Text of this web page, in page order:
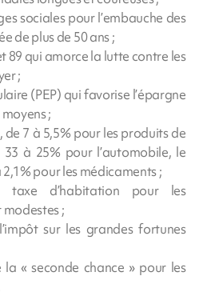
sociales pour l’embauche des
de plus de 50 ans ;
89 qui amorce la lutte contre les
;
(PEP) qui favorise l’épargne
;
de 7 à 5,5% pour les produits de
à 25% pour l’automobile, le
pour les médicaments ;
d’habitation pour les
;
sur les grandes fortunes
« seconde chance » pour les